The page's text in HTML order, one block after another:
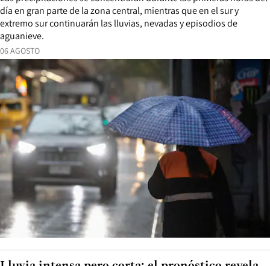
06 AGOSTO
día en gran parte de la zona central, mientras que en el sur y
extremo sur continuarán las lluvias, nevadas y episodios de
aguanieve.